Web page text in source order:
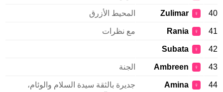
40
♀
Zulimar المحيط الأزرق
41
♀
Rania مع نظرات
42
♀
Subata
43
♀
Ambreen الجنة
44
♀
Amina
جديرة بالثقة سيدة السلام والوئام،